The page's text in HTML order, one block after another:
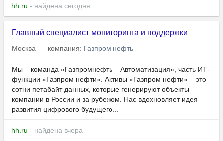
hh.ru - найдена сегодня
Главный специалист мониторинга и поддержки
Москва компания: Газпром нефть
Мы – команда «Газпромнефть – Автоматизация», часть ИТ-
функции «Газпром нефти». Активы «Газпром нефти» – это
сотни петабайт данных, которые генерируют объекты
компании в России и за рубежом. Нас вдохновляет идея
развития цифрового будущего...
hh.ru - найдена вчера